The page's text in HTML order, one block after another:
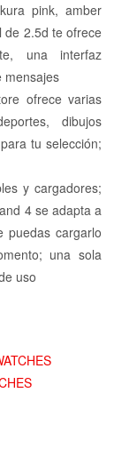
pink, amber
de 2.5d te ofrece
una interfaz
mensajes
ofrece varias
dibujos
tu selección;
y cargadores;
4 se adapta a
puedas cargarlo
una sola
uso